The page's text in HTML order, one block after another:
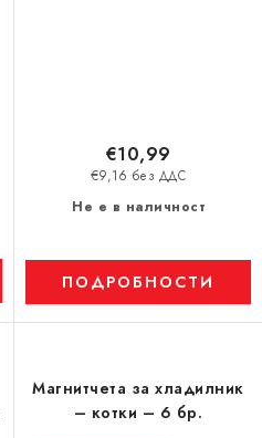
Не е в наличност
€9,16 без ДДС
€10,99
ПОДРОБНОСТИ
Магнитчета за хладилник
– котки – 6 бр.